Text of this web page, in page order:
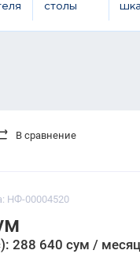
столы
НФ-00004520
288 640 сум / месяц
В сравнение